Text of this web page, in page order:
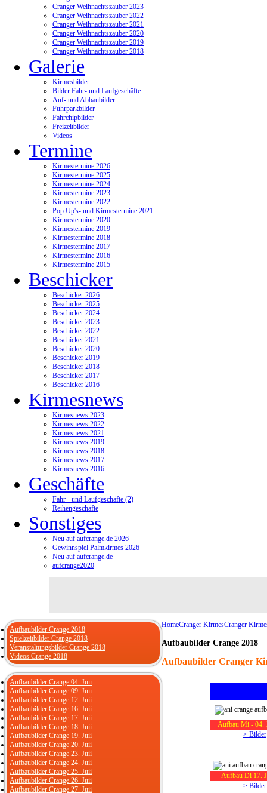
Cranger Weihnachtszauber 2023
Cranger Weihnachtszauber 2022
Cranger Weihnachtszauber 2021
Cranger Weihnachtszauber 2020
Cranger Weihnachtszauber 2019
Cranger Weihnachtszauber 2018
Galerie
Kirmesbilder
Bilder Fahr- und Laufgeschäfte
Auf- und Abbaubilder
Fuhrparkbilder
Fahrchipbilder
Freizeitbilder
Videos
Termine
Kirmestermine 2026
Kirmestermine 2025
Kirmestermine 2024
Kirmestermine 2023
Kirmestermine 2022
Pop Up's- und Kirmestermine 2021
Kirmestermine 2020
Kirmestermine 2019
Kirmestermine 2018
Kirmestermine 2017
Kirmestermine 2016
Kirmestermine 2015
Beschicker
Beschicker 2026
Beschicker 2025
Beschicker 2024
Beschicker 2023
Beschicker 2022
Beschicker 2021
Beschicker 2020
Beschicker 2019
Beschicker 2018
Beschicker 2017
Beschicker 2016
Kirmesnews
Kirmesnews 2023
Kirmesnews 2022
Kirmesnews 2021
Kirmesnews 2019
Kirmesnews 2018
Kirmesnews 2017
Kirmesnews 2016
Geschäfte
Fahr - und Laufgeschäfte (2)
Reihengeschäfte
Sonstiges
Neu auf aufcrange.de 2026
Gewinnspiel Palmkirmes 2026
Neu auf aufcrange.de
aufcrange2020
HomeCranger KirmesCranger
Aufbaubilder Crange 2018
Aufbaubilder Cranger
Aufbau Mi - 04.
> Bilder
Aufbau Di 17.
> Bilder
Aufbaubilder Crange 2018
Spielzeitbilder Crange 2018
Veranstaltungsbilder Crange 2018
Videos Crange 2018
Aufbaubilder Crange 04. Juii
Aufbaubilder Crange 09. Juii
Aufbaubilder Crange 12. Juii
Aufbaubilder Crange 16. Juii
Aufbaubilder Crange 17. Juii
Aufbaubilder Crange 18. Juii
Aufbaubilder Crange 19. Juii
Aufbaubilder Crange 20. Juii
Aufbaubilder Crange 23. Juii
Aufbaubilder Crange 24. Juii
Aufbaubilder Crange 25. Juii
Aufbaubilder Crange 26. Juii
Aufbaubilder Crange 27. Juii